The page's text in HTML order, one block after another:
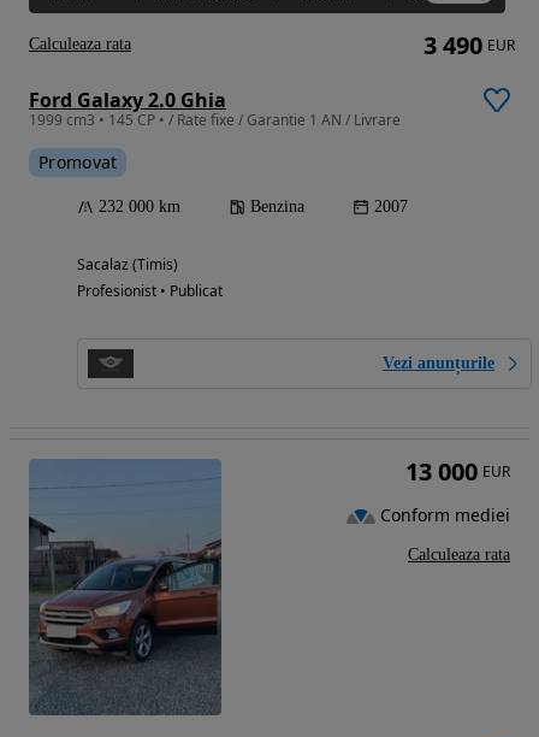
Ford Galaxy 2.0 Ghia
1999 cm3 • 145 CP • / Rate fixe / Garantie 1 AN / Livrare
Promovat
232 000 km Benzina 2007
Sacalaz (Timis)
Profesionist • Publicat
Vezi anunțurile
3 490 EUR
Calculeaza rata
13 000 EUR
Conform mediei
Calculeaza rata